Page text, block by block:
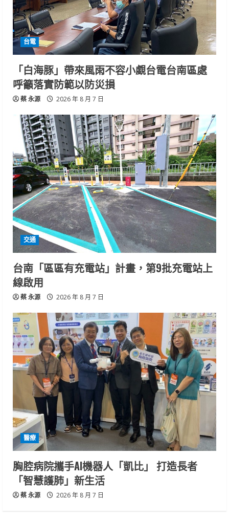
台電
「白海豚」帶來風雨不容小覷台電台南區處
呼籲落實防範以防災損
蔡 永源 2026 年 8 月 7 日
交通
台南「區區有充電站」計畫，第9批充電站上
線啟用
蔡 永源 2026 年 8 月 7 日
醫療
胸腔病院攜手AI機器人「凱比」 打造長者
「智慧護肺」新生活
蔡 永源 2026 年 8 月 7 日